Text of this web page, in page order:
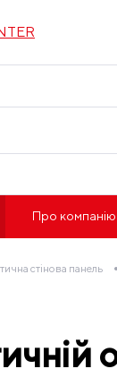
Про компанію
стінова панель •